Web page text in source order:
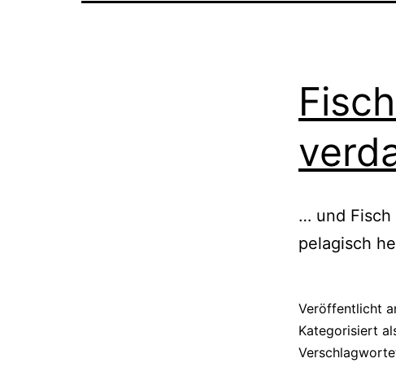
… und Fisch
pe­la­gisch
Veröffentlicht
Kategorisiert